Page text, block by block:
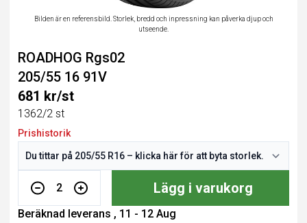
Bilden är en referensbild. Storlek, bredd och inpressning kan påverka djup och
utseende.
ROADHOG Rgs02
205/55 16 91V
681 kr/st
1362/2 st
Prishistorik
2 Lägg i varukorg
Beräknad leverans , 11 - 12 Aug